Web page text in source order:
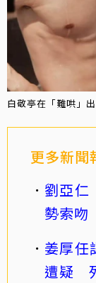
白敬亭在「難哄」
更多新聞
劉亞仁
勢索吻
姜厚任
遭疑